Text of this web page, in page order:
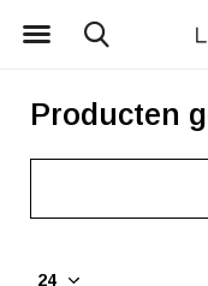
Producten